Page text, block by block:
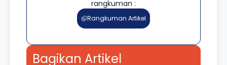
rangkuman :
Rangkuman Artikel
Bagikan Artikel